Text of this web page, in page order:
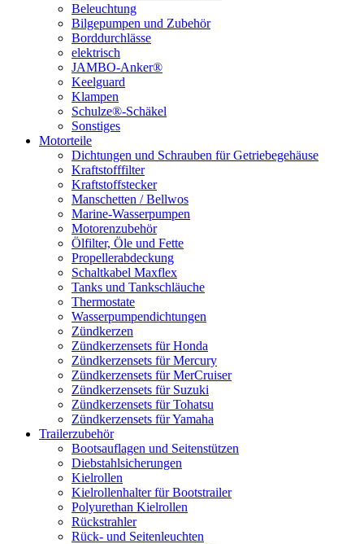
Beleuchtung
Bilgepumpen und Zubehör
Borddurchlässe
elektrisch
JAMBO-Anker®
Keelguard
Klampen
Schulze®-Schäkel
Sonstiges
Motorteile
Dichtungen und Schrauben für Getriebegehäuse
Kraftstofffilter
Kraftstoffstecker
Manschetten / Bellwos
Marine-Wasserpumpen
Motorenzubehör
Ölfilter, Öle und Fette
Propellerabdeckung
Schaltkabel Maxflex
Tanks und Tankschläuche
Thermostate
Wasserpumpendichtungen
Zündkerzen
Zündkerzensets für Honda
Zündkerzensets für Mercury
Zündkerzensets für MerCruiser
Zündkerzensets für Suzuki
Zündkerzensets für Tohatsu
Zündkerzensets für Yamaha
Trailerzubehör
Bootsauflagen und Seitenstützen
Diebstahlsicherungen
Kielrollen
Kielrollenhalter für Bootstrailer
Polyurethan Kielrollen
Rückstrahler
Rück- und Seitenleuchten